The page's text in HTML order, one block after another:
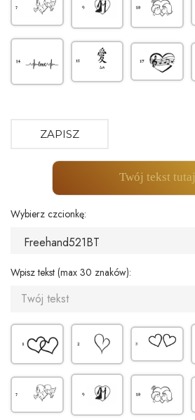
ZAPISZ
Twój tekst tutaj
Wybierz czcionkę:
Wpisz tekst (max 30 znaków):